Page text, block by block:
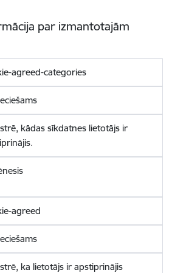
par izmantotajām
agreed-categories
kādas sīkdatnes lietotājs ir
agreed
ka lietotājs ir apstiprinājis